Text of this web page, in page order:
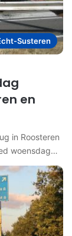
Susteren
en
in Roosteren
woensdag…